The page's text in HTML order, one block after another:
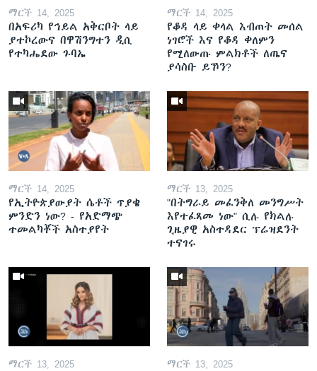
ማርች 14, 2025
በአፍሪካ የኅይል አቅርቦት ላይ
ያተኮረውና በዋሽንግተን ዲሲ
የተካሔደው ጉባኤ
ማርች 14, 2025
የቆዳ ላይ ቀላል እብጠት መሰል
ነገሮች እና የቆዳ ቀለምን
የሚለውጡ ምልክቶች ለጤና
ያሳስቡ ይኾን?
ማርች 14, 2025
የኢትዮጵያውያት ሴቶች ጥያቄ
ምንድን ነው? - የአድማጭ
ተመልካቾች አስተያየት
ማርች 13, 2025
"በትግራይ መፈንቅለ መንግሥት
እየተፈጸመ ነው" ሲሉ የክልሉ
ጊዜያዊ አስተዳደር ፕሬዝደንት
ተናገሩ
ማርች 13, 2025 ማርች 13, 2025